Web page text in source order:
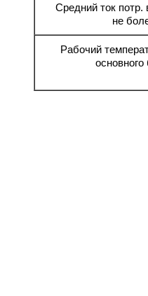
Средний ток
не
Рабочий
основного